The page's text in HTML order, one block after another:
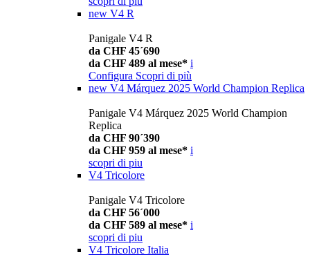
new V4 R
Panigale V4 R
da CHF 45´690
da CHF 489 al mese* i
Configura Scopri di più
new V4 Márquez 2025 World Champion Replica
Panigale V4 Márquez 2025 World Champion
Replica
da CHF 90´390
da CHF 959 al mese* i
scopri di piu
V4 Tricolore
Panigale V4 Tricolore
da CHF 56´000
da CHF 589 al mese* i
scopri di piu
V4 Tricolore Italia